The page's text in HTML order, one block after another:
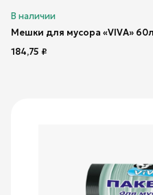
В наличии
Мешки для мусора «VIVA»
184,75 ₽